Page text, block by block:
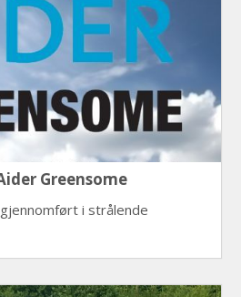
Greensome
i strålende